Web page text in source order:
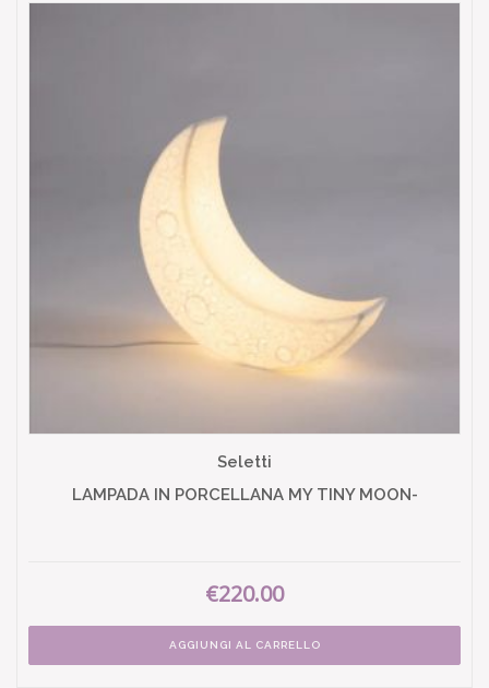
Seletti
LAMPADA IN PORCELLANA MY TINY MOON-
€220.00
AGGIUNGI AL CARRELLO